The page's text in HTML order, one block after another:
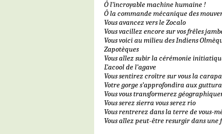
Ô l’incroyable machine humaine !
Ô la commande mécanique des
Vous avancez vers le Zocalo
Vous vacillez encore sur vos frêles
Vous voici au milieu des Indiens
Zapotèques
Vous allez subir la cérémonie
L’acool de l’agave
Vous sentirez croître sur vous la
Votre gorge s’approfondira aux
Vous vous transformerez
Vous serez sierra vous serez rio
Vous rentrerez dans la terre de vous-
Vous allez peut-être resurgir dans une